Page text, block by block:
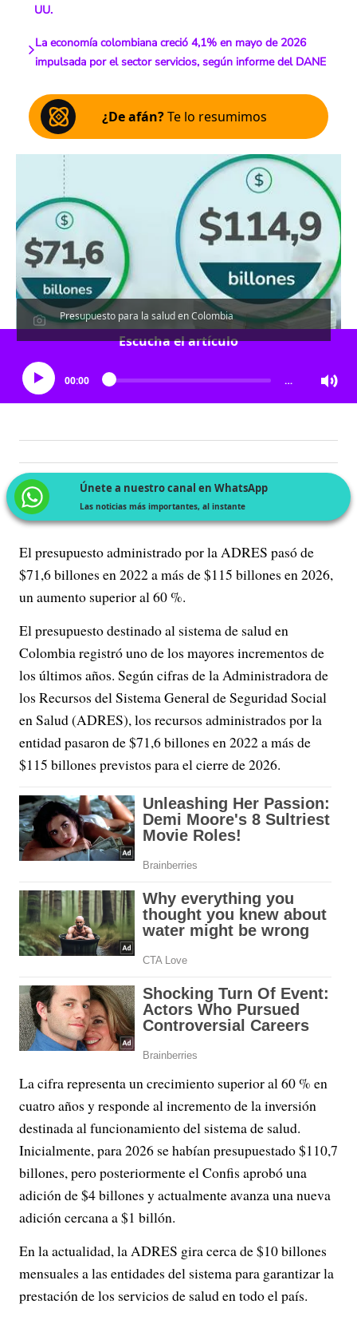
UU.
La economía colombiana creció 4,1% en mayo de 2026
impulsada por el sector servicios, según informe del DANE
¿De afán?Te lo resumimos
Presupuesto para la salud en Colombia
Escucha el artículo
00:00 …
Únete a nuestro canal en WhatsApp
Las noticias más importantes, al instante
El presupuesto administrado por la ADRES pasó de
$71,6 billones en 2022 a más de $115 billones en 2026,
un aumento superior al 60 %.
El presupuesto destinado al sistema de salud en
Colombia registró uno de los mayores incrementos de
los últimos años. Según cifras de la Administradora de
los Recursos del Sistema General de Seguridad Social
en Salud (ADRES), los recursos administrados por la
entidad pasaron de $71,6 billones en 2022 a más de
$115 billones previstos para el cierre de 2026.
La cifra representa un crecimiento superior al 60 % en
cuatro años y responde al incremento de la inversión
destinada al funcionamiento del sistema de salud.
Inicialmente, para 2026 se habían presupuestado $110,7
billones, pero posteriormente el Confis aprobó una
adición de $4 billones y actualmente avanza una nueva
adición cercana a $1 billón.
En la actualidad, la ADRES gira cerca de $10 billones
mensuales a las entidades del sistema para garantizar la
prestación de los servicios de salud en todo el país.